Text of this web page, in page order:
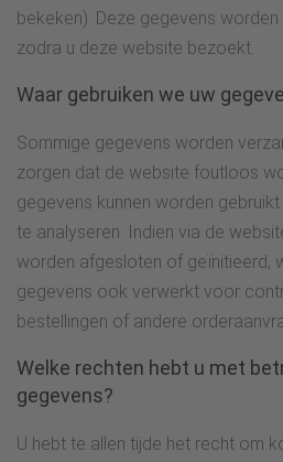
bekeken). Deze gegevens
zodra u deze website bezoekt.
Waar gebruiken we uw
Sommige gegevens worden
zorgen dat de website foutloos
gegevens kunnen worden
te analyseren. Indien via de
worden afgesloten of geïnitieerd,
gegevens ook verwerkt voor
bestellingen of andere
Welke rechten hebt u met
gegevens?
U hebt te allen tijde het recht om